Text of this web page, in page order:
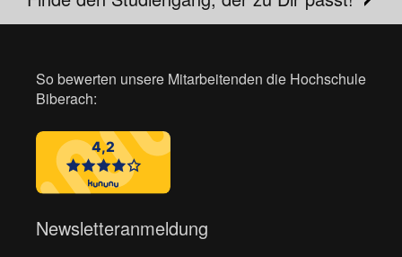
So bewerten unsere Mitarbeitenden die Hochschule
Biberach:
Newsletteranmeldung